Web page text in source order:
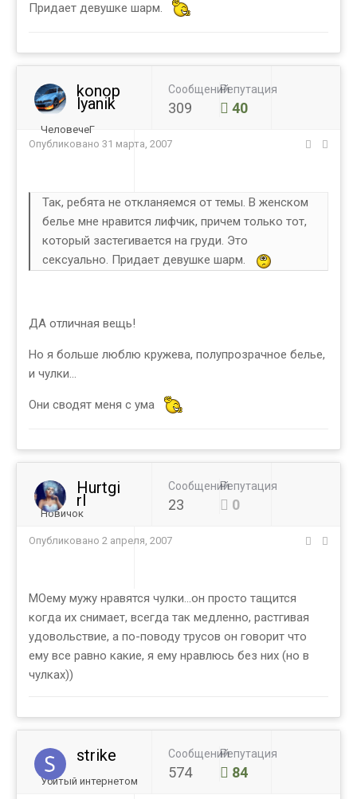
Придает девушке шарм.
konop
lyanik
ЧеловечеГ
Сообщений
309
Репутация
40
Опубликовано 31 марта, 2007
Так, ребята не откланяемся от темы. В женском
белье мне нравится лифчик, причем только тот,
который застегивается на груди. Это
сексуально. Придает девушке шарм.
ДА отличная вещь!
Но я больше люблю кружева, полупрозрачное белье,
и чулки...
Они сводят меня с ума
Hurtgi
rl
Новичок
Сообщений
23
Репутация
0
Опубликовано 2 апреля, 2007
МОему мужу нравятся чулки...он просто тащится
когда их снимает, всегда так медленно, растгивая
удовольствие, а по-поводу трусов он говорит что
ему все равно какие, я ему нравлюсь без них (но в
чулках))
strike
Убитый интернетом
Сообщений
574
Репутация
84